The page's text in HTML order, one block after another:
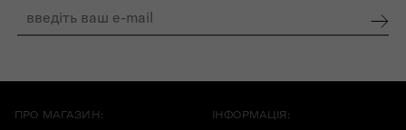
ПРО МАГАЗИН: ІНФОРМАЦІЯ: